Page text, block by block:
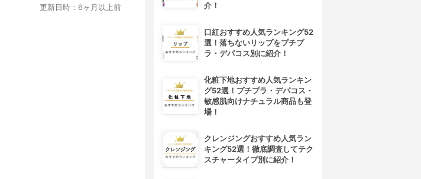
更新日時：6ヶ月以上前
介！
口紅おすすめ人気ランキング52
選！落ちないリップをプチプ
ラ・デパコス別に紹介！
化粧下地おすすめ人気ランキン
グ52選！プチプラ・デパコス・
敏感肌向けナチュラル商品も登
場！
クレンジングおすすめ人気ラン
キング52選！徹底調査してテク
スチャータイプ別に紹介！